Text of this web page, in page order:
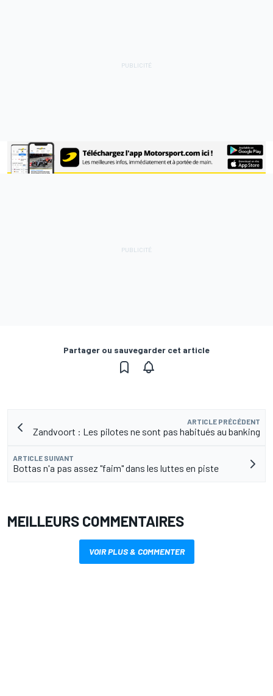
Partager ou sauvegarder cet article
ARTICLE PRÉCÉDENT
Zandvoort : Les pilotes ne sont pas habitués au banking
ARTICLE SUIVANT
Bottas n'a pas assez "faim" dans les luttes en piste
MEILLEURS COMMENTAIRES
VOIR PLUS & COMMENTER